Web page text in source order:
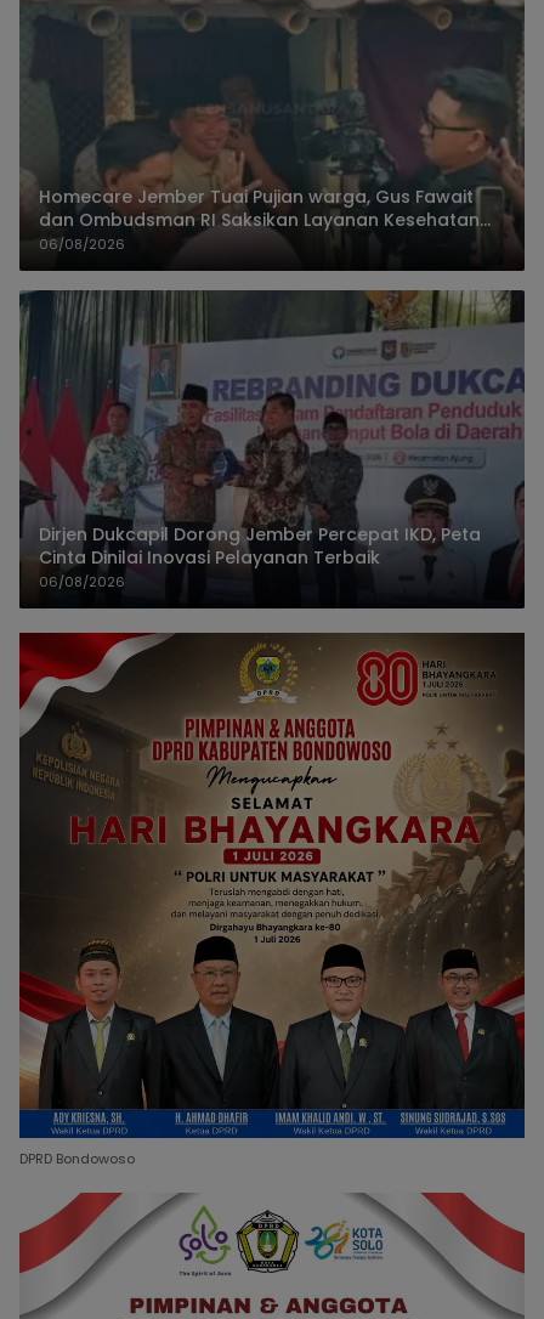
Homecare Jember Tuai Pujian warga, Gus Fawait
dan Ombudsman RI Saksikan Layanan Kesehatan
Rumah Pasien
06/08/2026
Dirjen Dukcapil Dorong Jember Percepat IKD, Peta
Cinta Dinilai Inovasi Pelayanan Terbaik
06/08/2026
DPRD Bondowoso